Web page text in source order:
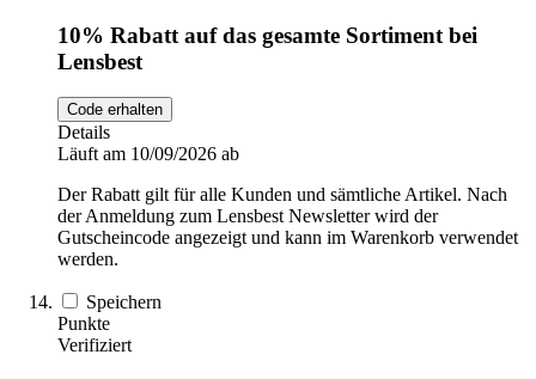
10% Rabatt auf das gesamte Sortiment bei
Lensbest
Code erhalten
Details
Läuft am 10/09/2026 ab
Der Rabatt gilt für alle Kunden und sämtliche Artikel. Nach
der Anmeldung zum Lensbest Newsletter wird der
Gutscheincode angezeigt und kann im Warenkorb verwendet
werden.
Speichern
Punkte
Verifiziert